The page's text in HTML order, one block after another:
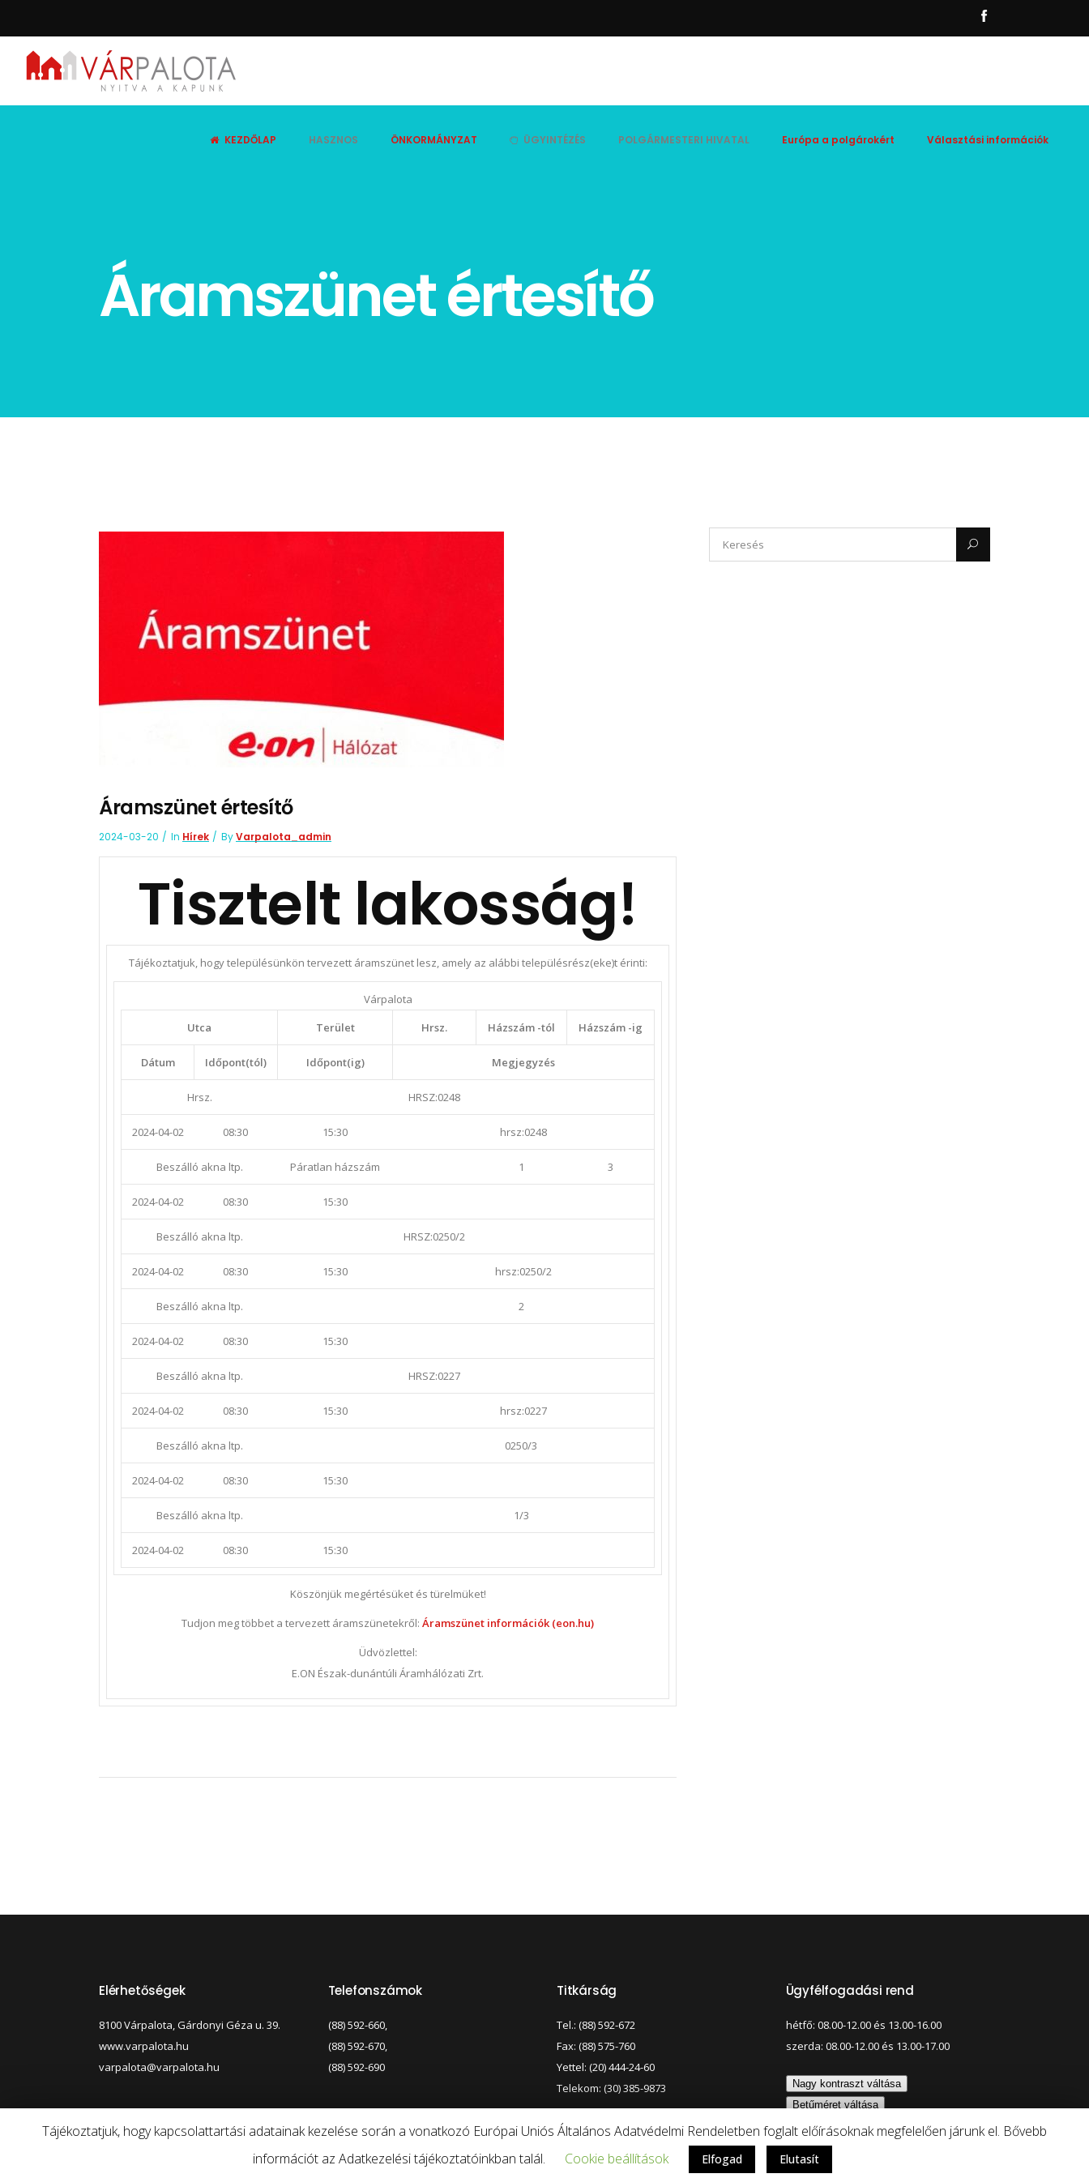
KEZDŐLAP HASZNOS ÖNKORMÁNYZAT ÜGYINTÉZÉS POLGÁRMESTERI HIVATAL Európa a polgárokért Választási információk
Áramszünet értesítő
Áramszünet értesítő
2024-03-20 In Hírek ByVarpalota_admin
Tisztelt lakosság!
Tájékoztatjuk, hogy településünkön tervezett áramszünet lesz, amely az alábbi településrész(eke)t érinti:
Várpalota
Utca
Terület Hrsz. Házszám -tól Házszám -ig
Dátum Időpont(tól) Időpont(ig) Megjegyzés
Hrsz. HRSZ:0248
2024-04-02 08:30 15:30 hrsz:0248
Beszálló akna ltp. Páratlan házszám 1 3
2024-04-02 08:30 15:30
Beszálló akna ltp. HRSZ:0250/2
2024-04-02 08:30 15:30 hrsz:0250/2
Beszálló akna ltp. 2
2024-04-02 08:30 15:30
Beszálló akna ltp. HRSZ:0227
2024-04-02 08:30 15:30 hrsz:0227
Beszálló akna ltp. 0250/3
2024-04-02 08:30 15:30
Beszálló akna ltp. 1/3
2024-04-02 08:30 15:30
Köszönjük megértésüket és türelmüket!
Tudjon meg többet a tervezett áramszünetekről: Áramszünet információk (eon.hu)
Üdvözlettel:
E.ON Észak-dunántúli Áramhálózati Zrt.
Elérhetőségek
8100 Várpalota, Gárdonyi Géza u. 39.
www.varpalota.hu
varpalota@varpalota.hu
Telefonszámok
(88) 592-660,
(88) 592-670,
(88) 592-690
Titkárság
Tel.: (88) 592-672
Fax: (88) 575-760
Yettel: (20) 444-24-60
Telekom: (30) 385-9873
Ügyfélfogadási rend
hétfő: 08.00-12.00 és 13.00-16.00
szerda: 08.00-12.00 és 13.00-17.00
Nagy kontraszt váltása
Betűméret váltása
Tájékoztatjuk, hogy kapcsolattartási adatainak kezelése során a vonatkozó Európai Uniós Általános Adatvédelmi Rendeletben foglalt előírásoknak megfelelően járunk el. Bővebb
információt az Adatkezelési tájékoztatóinkban talál.
Cookie beállítások Elfogad Elutasít